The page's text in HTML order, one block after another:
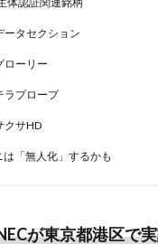
ータセクション
ローリー
ラプロープ
クサHD
「無人化」するかも
が東京都港区で